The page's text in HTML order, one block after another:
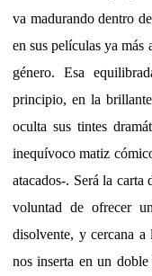
va madurando dentro
en sus películas ya más
género. Esa
principio, en la
oculta sus tintes
inequívoco matiz
atacados-. Será la carta
voluntad de ofrecer
disolvente, y cercana a
nos inserta en un